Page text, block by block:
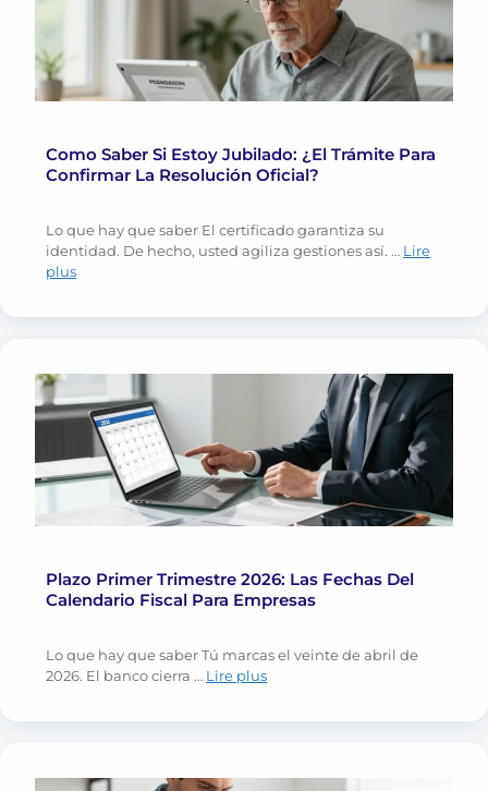
Como Saber Si Estoy Jubilado: ¿El Trámite Para
Confirmar La Resolución Oficial?
Lo que hay que saber El certificado garantiza su
identidad. De hecho, usted agiliza gestiones así. … Lire
plus
Plazo Primer Trimestre 2026: Las Fechas Del
Calendario Fiscal Para Empresas
Lo que hay que saber Tú marcas el veinte de abril de
2026. El banco cierra … Lire plus